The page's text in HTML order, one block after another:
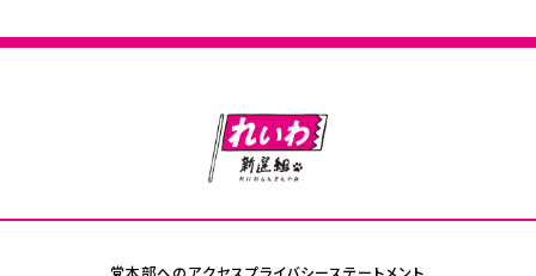
党本部へのアクセスプライバシーステートメント